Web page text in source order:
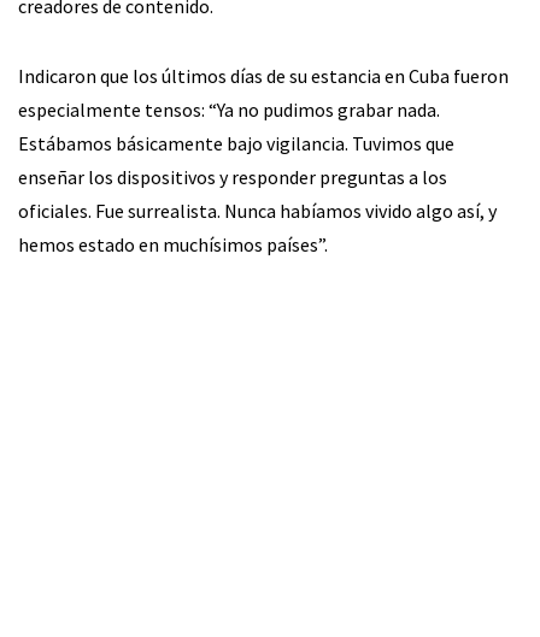
creadores de contenido.
Indicaron que los últimos días de su estancia en Cuba fueron
especialmente tensos: “Ya no pudimos grabar nada.
Estábamos básicamente bajo vigilancia. Tuvimos que
enseñar los dispositivos y responder preguntas a los
oficiales. Fue surrealista. Nunca habíamos vivido algo así, y
hemos estado en muchísimos países”.